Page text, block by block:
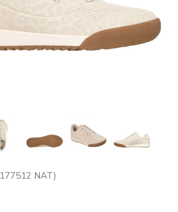
177512 NAT)